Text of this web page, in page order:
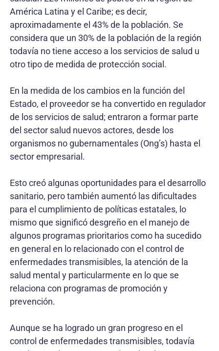
América Latina y el Caribe; es decir,
aproximadamente el 43% de la población. Se
considera que un 30% de la población de la región
todavía no tiene acceso a los servicios de salud u
otro tipo de medida de protección social.
En la medida de los cambios en la función del
Estado, el proveedor se ha convertido en regulador
de los servicios de salud; entraron a formar parte
del sector salud nuevos actores, desde los
organismos no gubernamentales (Ong’s) hasta el
sector empresarial.
Esto creó algunas oportunidades para el desarrollo
sanitario, pero también aumentó las dificultades
para el cumplimiento de políticas estatales, lo
mismo que significó desgreño en el manejo de
algunos programas prioritarios como ha sucedido
en general en lo relacionado con el control de
enfermedades transmisibles, la atención de la
salud mental y particularmente en lo que se
relaciona con programas de promoción y
prevención.
Aunque se ha logrado un gran progreso en el
control de enfermedades transmisibles, todavía